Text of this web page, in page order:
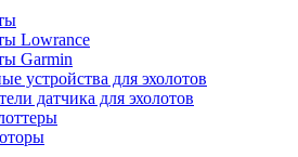
Lowrance
Garmin
устройства для эхолотов
датчика для эхолотов